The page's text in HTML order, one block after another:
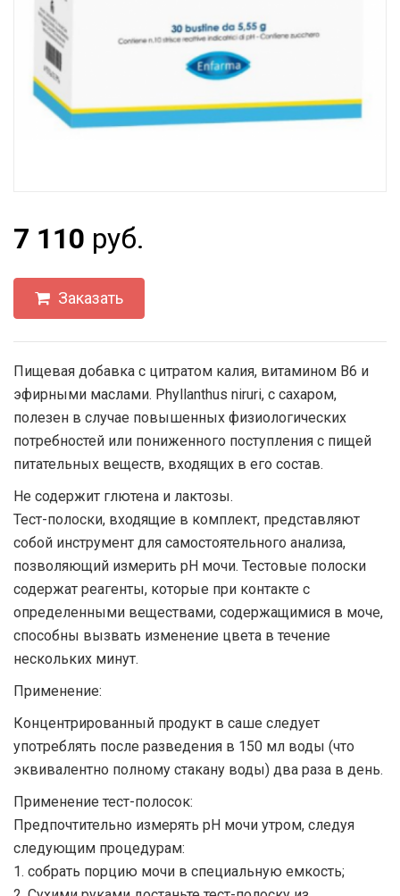
7 110 руб.
Заказать
Пищевая добавка с цитратом калия, витамином В6 и
эфирными маслами. Phyllanthus niruri, с сахаром,
полезен в случае повышенных физиологических
потребностей или пониженного поступления с пищей
питательных веществ, входящих в его состав.
Не содержит глютена и лактозы.
Тест-полоски, входящие в комплект, представляют
собой инструмент для самостоятельного анализа,
позволяющий измерить pH мочи. Тестовые полоски
содержат реагенты, которые при контакте с
определенными веществами, содержащимися в моче,
способны вызвать изменение цвета в течение
нескольких минут.
Применение:
Концентрированный продукт в саше следует
употреблять после разведения в 150 мл воды (что
эквивалентно полному стакану воды) два раза в день.
Применение тест-полосок:
Предпочтительно измерять pH мочи утром, следуя
следующим процедурам:
1. собрать порцию мочи в специальную емкость;